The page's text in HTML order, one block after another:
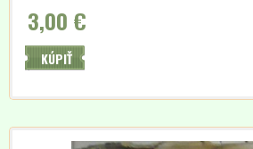
3,00 €
KÚPIŤ